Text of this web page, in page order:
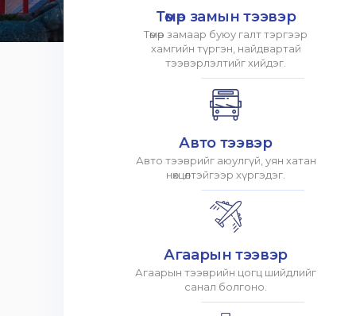
Төмөр замын тээвэр
Төмөр замаар буюу галт тэргээр
хамгийн түргэн, найдвартай
тээвэрлэлтийг хийдэг.
Авто тээвэр
Авто тээврийг аюулгүй, уян хатан
нөхцөлтэйгээр хүргэдэг.
Агаарын тээвэр
Агаарын тээврийн цогц шийдлийг
санал болгоно.